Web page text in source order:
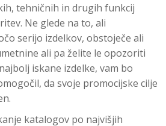
tehničnih in drugih funkcij
Ne glede na to, ali
serijo izdelkov, obstoječe ali
ali pa želite le opozoriti
iskane izdelke, vam bo
da svoje promocijske cilje
katalogov po najvišjih